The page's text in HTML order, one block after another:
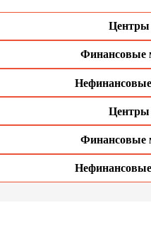
Центры
Финансовые
Центры
Финансовые